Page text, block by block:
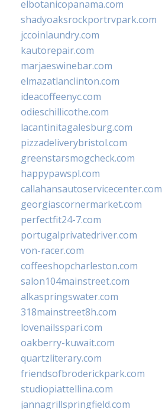
elbotanicopanama.com
shadyoaksrockportrvpark.com
jccoinlaundry.com
kautorepair.com
marjaeswinebar.com
elmazatlanclinton.com
ideacoffeenyc.com
odieschillicothe.com
lacantinitagalesburg.com
pizzadeliverybristol.com
greenstarsmogcheck.com
happypawspl.com
callahansautoservicecenter.com
georgiascornermarket.com
perfectfit24-7.com
portugalprivatedriver.com
von-racer.com
coffeeshopcharleston.com
salon104mainstreet.com
alkaspringswater.com
318mainstreet8h.com
lovenailsspari.com
oakberry-kuwait.com
quartzliterary.com
friendsofbroderickpark.com
studiopiattellina.com
jannagrillspringfield.com